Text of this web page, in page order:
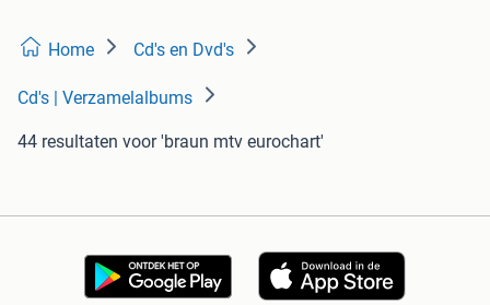
Home Cd's en Dvd's
Cd's | Verzamelalbums
44 resultaten voor 'braun mtv eurochart'